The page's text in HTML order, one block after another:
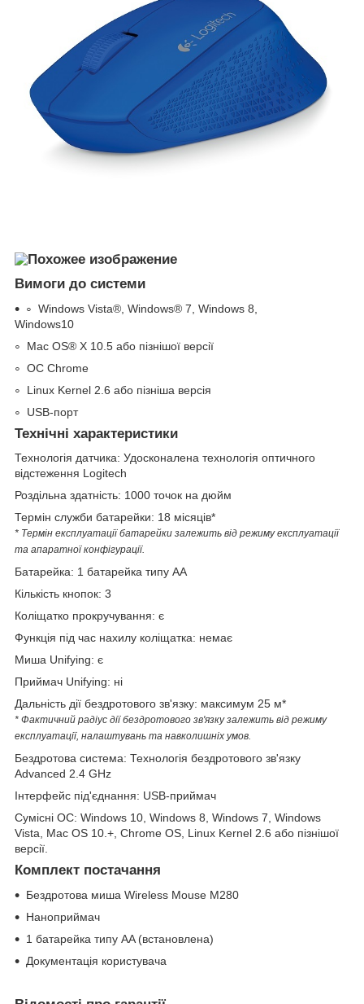
Вимоги до системи
Windows Vista®, Windows® 7, Windows 8,
Windows10
Mac OS® X 10.5 або пізнішої версії
ОС Chrome
Linux Kernel 2.6 або пізніша версія
USB-порт
Технічні характеристики
Технологія датчика: Удосконалена технологія оптичного
відстеження Logitech
Роздільна здатність: 1000 точок на дюйм
Термін служби батарейки: 18 місяців*
* Термін експлуатації батарейки залежить від режиму експлуатації
та апаратної конфігурації.
Батарейка: 1 батарейка типу AA
Кількість кнопок: 3
Коліщатко прокручування: є
Функція під час нахилу коліщатка: немає
Миша Unifying: є
Приймач Unifying: ні
Дальність дії бездротового зв'язку: максимум 25 м*
* Фактичний радіус дії бездротового зв'язку залежить від режиму
експлуатації, налаштувань та навколишніх умов.
Бездротова система: Технологія бездротового зв'язку
Advanced 2.4 GHz
Інтерфейс під'єднання: USB-приймач
Сумісні ОС: Windows 10, Windows 8, Windows 7, Windows
Vista, Mac OS 10.+, Chrome OS, Linux Kernel 2.6 або пізнішої
версії.
Комплект постачання
Бездротова миша Wireless Mouse M280
Наноприймач
1 батарейка типу AA (встановлена)
Документація користувача